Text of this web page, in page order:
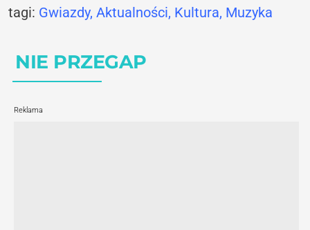
tagi: Gwiazdy,Aktualności, Kultura, Muzyka
NIE PRZEGAP
Reklama